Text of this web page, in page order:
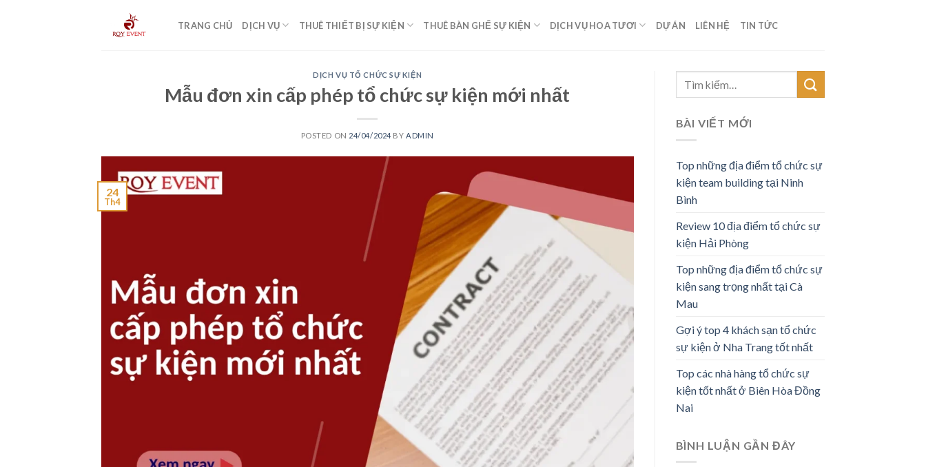
TRANG CHỦ DỊCH VỤ THUÊ THIẾT BỊ SỰ KIỆN THUÊ BÀN GHẾ SỰ KIỆN DỊCH VỤ HOA TƯƠI DỰ ÁN LIÊN HỆ TIN TỨC
DỊCH VỤ TỔ CHỨC SỰ KIỆN
Mẫu đơn xin cấp phép tổ chức sự kiện mới nhất
POSTED ON 24/04/2024 BY ADMIN
24
Th4
BÀI VIẾT MỚI
Top những địa điểm tổ chức sự
kiện team building tại Ninh
Bình
Review 10 địa điểm tổ chức sự
kiện Hải Phòng
Top những địa điểm tổ chức sự
kiện sang trọng nhất tại Cà
Mau
Gợi ý top 4 khách sạn tổ chức
sự kiện ở Nha Trang tốt nhất
Top các nhà hàng tổ chức sự
kiện tốt nhất ở Biên Hòa Đồng
Nai
BÌNH LUẬN GẦN ĐÂY